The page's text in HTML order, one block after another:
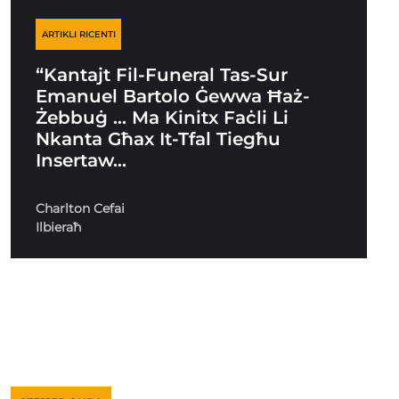
ARTIKLI RICENTI
“Kantajt Fil-Funeral Tas-Sur
Emanuel Bartolo Ġewwa Ħaż-
Żebbuġ … Ma Kinitx Faċli Li
Nkanta Għax It-Tfal Tiegħu
Insertaw…
Charlton Cefai
Ilbieraħ